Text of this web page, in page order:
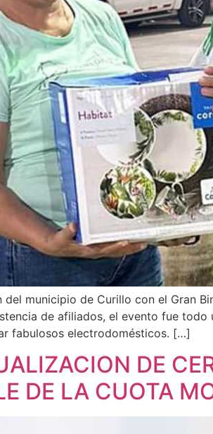
del municipio de Curillo con el Gran
de afiliados, el evento fue
fabulosos electrodomésticos. […]
DE
DE LA CUOTA